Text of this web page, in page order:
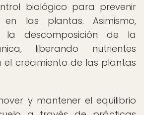
biológico para prevenir
en las plantas. Asimismo,
la descomposición de la
liberando nutrientes
el crecimiento de las plantas
y mantener el equilibrio